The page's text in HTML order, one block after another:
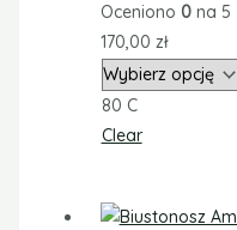
Oceniono 0na 5
170,00 zł
80 C
Clear